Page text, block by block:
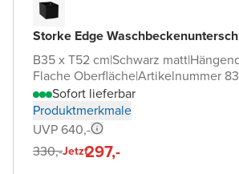
Storke Edge
B35 x T52 cm|Schwarz matt|
Flache Oberfläche|Artikelnummer
Sofort lieferbar
Produktmerkmale
UVP 640,-
330,-Jetzt297,-